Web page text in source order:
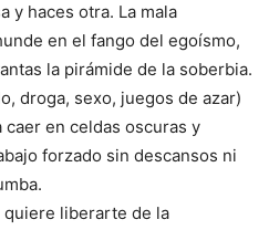
y haces otra. La mala
en el fango del egoísmo,
la pirámide de la soberbia.
droga, sexo, juegos de azar)
en celdas oscuras y
forzado sin descansos ni
quiere liberarte de la